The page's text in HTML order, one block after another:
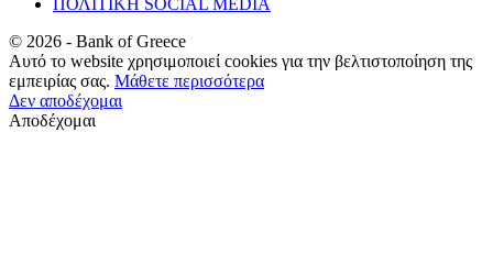
© 2026 - Bank of Greece
Αυτό το website χρησιμοποιεί cookies για την βελτιστοποίηση της
εμπειρίας σας. Μάθετε περισσότερα
Δεν αποδέχομαι
Αποδέχομαι